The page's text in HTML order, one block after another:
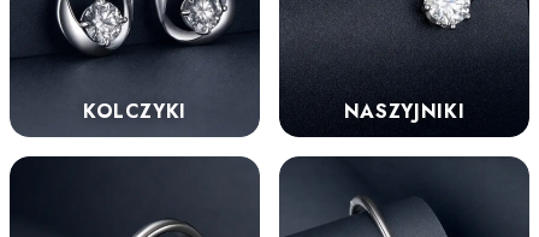
KOLCZYKI NASZYJNIKI